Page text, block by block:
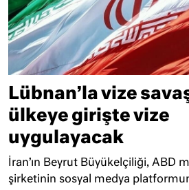
Lübnan’la vize
ülkeye girişte vize
uygulayacak
İran’ın Beyrut Büyükelçiliği, ABD
şirketinin sosyal medya